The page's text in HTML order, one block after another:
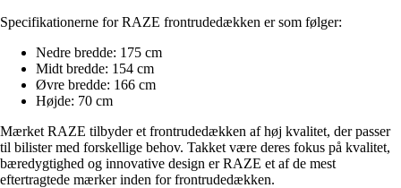
Specifikationerne for RAZE frontrudedækken er som følger:
Nedre bredde: 175 cm
Midt bredde: 154 cm
Øvre bredde: 166 cm
Højde: 70 cm
Mærket RAZE tilbyder et frontrudedækken af høj kvalitet, der passer
til bilister med forskellige behov. Takket være deres fokus på kvalitet,
bæredygtighed og innovative design er RAZE et af de mest
eftertragtede mærker inden for frontrudedækken.